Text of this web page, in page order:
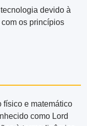
devido à
os princípios
físico e matemático
como Lord